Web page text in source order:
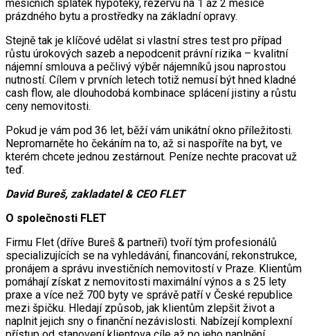
měsíčních splátek hypotéky, rezervu na 1 až 2 měsíce
prázdného bytu a prostředky na základní opravy.
Stejně tak je klíčové udělat si vlastní stres test pro případ
růstu úrokových sazeb a nepodcenit právní rizika – kvalitní
nájemní smlouva a pečlivý výběr nájemníků jsou naprostou
nutností. Cílem v prvních letech totiž nemusí být hned kladné
cash flow, ale dlouhodobá kombinace splácení jistiny a růstu
ceny nemovitosti.
Pokud je vám pod 36 let, běží vám unikátní okno příležitosti.
Nepromarněte ho čekáním na to, až si naspoříte na byt, ve
kterém chcete jednou zestárnout. Peníze nechte pracovat už
teď.
David Bureš, zakladatel & CEO FLET
O společnosti FLET
Firmu Flet (dříve Bureš & partneři) tvoří tým profesionálů
specializujících se na vyhledávání, financování, rekonstrukce,
pronájem a správu investičních nemovitostí v Praze. Klientům
pomáhají získat z nemovitosti maximální výnos a s 25 lety
praxe a více než 700 byty ve správě patří v České republice
mezi špičku. Hledají způsob, jak klientům zlepšit život a
naplnit jejich sny o finanční nezávislosti. Nabízejí komplexní